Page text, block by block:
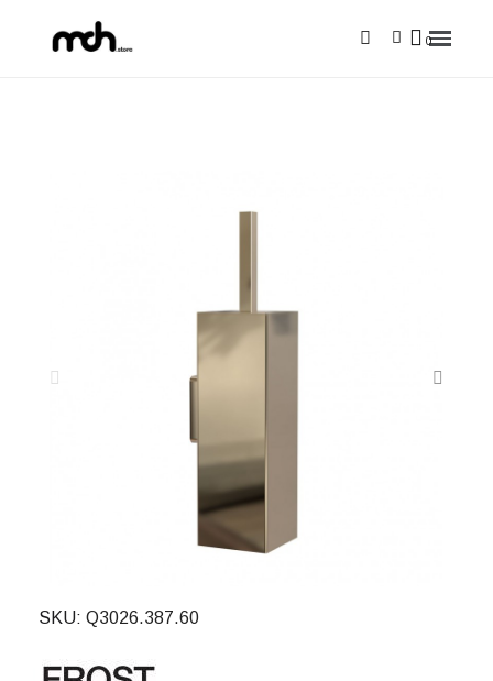
SKU Q3026.387.60